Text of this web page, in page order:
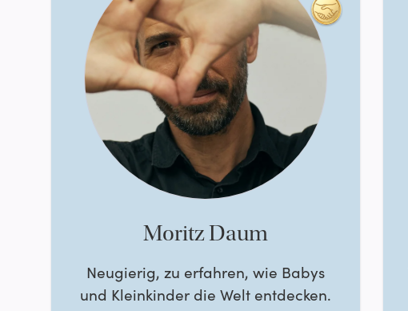
Moritz Daum
Neugierig, zu erfahren, wie Babys
und Kleinkinder die Welt entdecken.